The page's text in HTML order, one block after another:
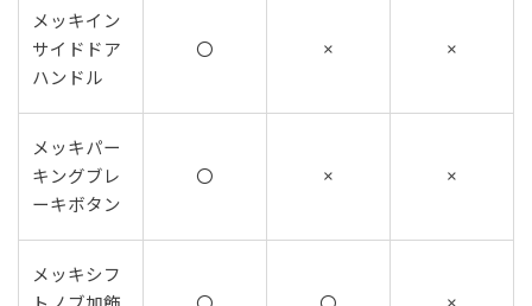
メッキイン
サイドドア
ハンドル
〇 × ×
メッキパー
キングブレ
ーキボタン
〇 × ×
メッキシフ